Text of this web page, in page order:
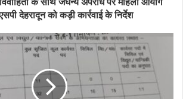
देहरादून को कड़ी कार्रवाई के निर्देश